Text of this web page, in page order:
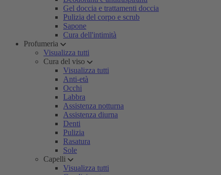
Gel doccia e trattamenti doccia
Pulizia del corpo e scrub
Sapone
Cura dell'intimità
Profumeria
Visualizza tutti
Cura del viso
Visualizza tutti
Anti-età
Occhi
Labbra
Assistenza notturna
Assistenza diurna
Denti
Pulizia
Rasatura
Sole
Capelli
Visualizza tutti